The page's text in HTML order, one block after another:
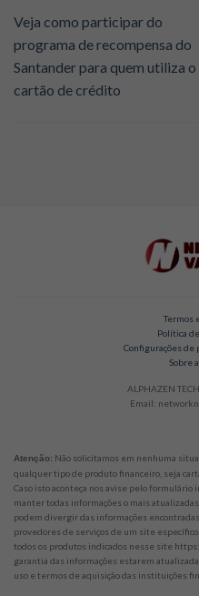
Veja como participar do
programa de recompensa do
Santander para quem utiliza o
cartão de crédito
Termos
Política
Configurações de
Sobre
ALPHAZEN
Email:
Atenção: Não solicitamos em nenhuma
qualquer tipo de produto financeiro, seja
Caso isto aconteça nos avise pelo
manter todas informações o mais
podem divergir das informações
provedores de serviços de um site
todos os produtos indicados nesse site
garantia das informações estarem
uso e termos de aquisição das instituições